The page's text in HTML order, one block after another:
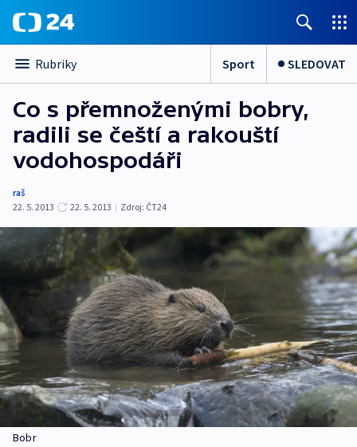
Rubriky Sport SLEDOVAT
Co s přemnoženými bobry,
radili se čeští a rakouští
vodohospodáři
raš
22. 5. 2013
22. 5. 2013 | Zdroj: ČT24
Bobr